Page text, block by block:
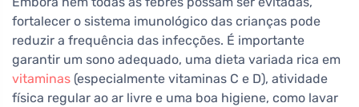
fortalecer o sistema imunológico das crianças pode
reduzir a frequência das infecções. É importante
garantir um sono adequado, uma dieta variada rica em
vitaminas (especialmente vitaminas C e D), atividade
física regular ao ar livre e uma boa higiene, como lavar